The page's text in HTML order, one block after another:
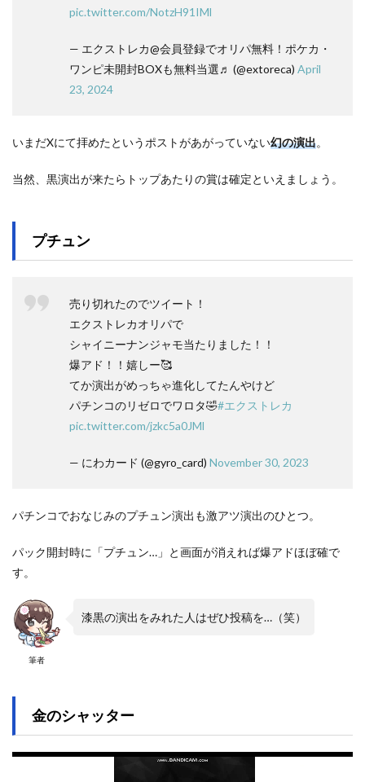
pic.twitter.com/NotzH91IMl
— エクストレカ@会員登録でオリパ無料！ポケカ・
ワンピ未開封BOXも無料当選♬ (@extoreca) April
23, 2024
いまだXにて拝めたというポストがあがっていない幻の演出。
当然、黒演出が来たらトップあたりの賞は確定といえましょう。
プチュン
売り切れたのでツイート！
エクストレカオリパで
シャイニーナンジャモ当たりました！！
爆アド！！嬉しー🥰
てか演出がめっちゃ進化してたんやけど
パチンコのリゼロでワロタ🤣#エクストレカ
pic.twitter.com/jzkc5a0JMl
— にわカード (@gyro_card) November 30, 2023
パチンコでおなじみのプチュン演出も激アツ演出のひとつ。
パック開封時に「プチュン…」と画面が消えれば爆アドほぼ確で
す。
筆者
漆黒の演出をみれた人はぜひ投稿を…（笑）
金のシャッター